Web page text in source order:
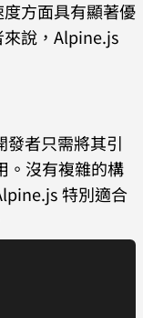
方面具有顯著優
說，Alpine.js
者只需將其引
。沒有複雜的構
特別適合